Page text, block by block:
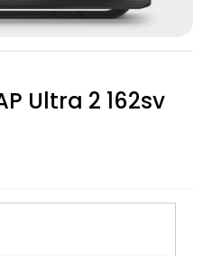
Ultra 2 162sv